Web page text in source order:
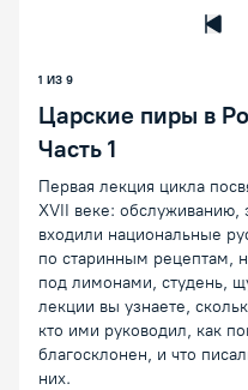
1 ИЗ 9
Царские пиры в
Часть 1
Первая лекция цикла
XVII веке:
входили национальные
по старинным рецептам,
под лимонами, студень,
лекции вы узнаете,
кто ими руководил, как
благосклонен, и что
них.